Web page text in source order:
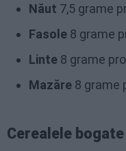
Năut 7,5 grame
Fasole 8 grame
Linte 8 grame
Mazăre 8 grame
Cerealele